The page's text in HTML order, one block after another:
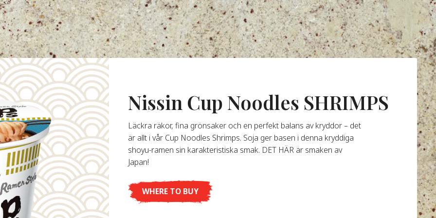
Nissin Cup Noodles SHRIMPS
Läckra räkor, fina grönsaker och en perfekt balans av kryddor – det
är allt i vår Cup Noodles Shrimps. Soja ger basen i denna kryddiga
shoyu-ramen sin karakteristiska smak. DET HÄR är smaken av
Japan!
WHERE TO BUY